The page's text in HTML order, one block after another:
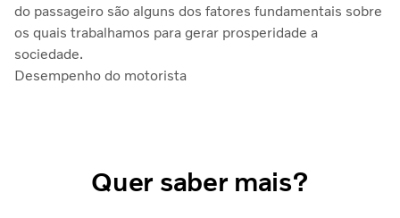
do passageiro são alguns dos fatores fundamentais sobre
os quais trabalhamos para gerar prosperidade a
sociedade.
Desempenho do motorista
Quer saber mais?